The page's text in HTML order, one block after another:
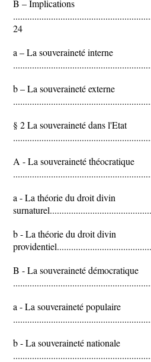
B – Implications
24
a – La souveraineté interne
b – La souveraineté externe
§ 2 La souveraineté dans l'Etat
A - La souveraineté théocratique
a - La théorie du droit divin
b - La théorie du droit divin
B - La souveraineté démocratique
a - La souveraineté populaire
b - La souveraineté nationale